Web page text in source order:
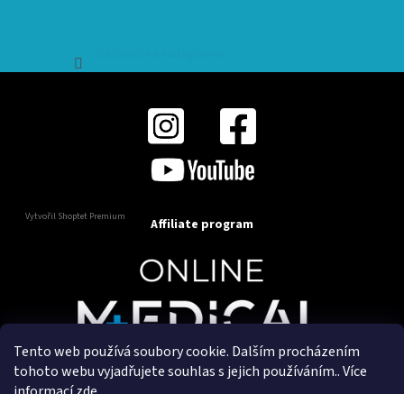
Tento web používá soubory cookie. Dalším procházením
tohoto webu vyjadřujete souhlas s jejich používáním.. Více
Vytvořil Shoptet Premium Affiliate program
Copyright 2025OnlineMedical.cz. Všechna práva